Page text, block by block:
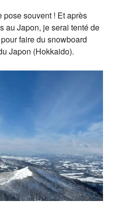
pose souvent ! Et après
au Japon, je serai tenté de
faire du snowboard
Japon (Hokkaido).